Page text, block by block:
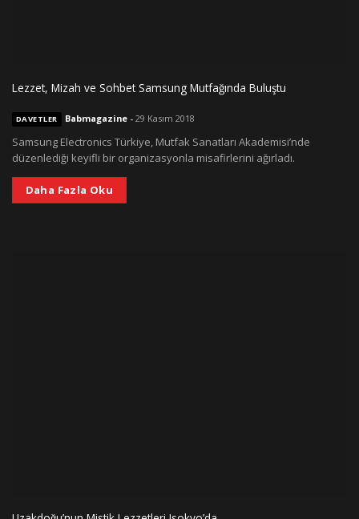
Lezzet, Mizah ve Sohbet Samsung Mutfağında Buluştu
DAVETLER Babmagazine- 29 Kasım 2018
Samsung Electronics Türkiye, Mutfak Sanatları Akademisi’nde
düzenlediği keyifli bir organizasyonla misafirlerini ağırladı.
Daha Fazla Oku